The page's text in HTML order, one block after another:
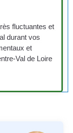
fluctuantes et
durant vos
et
Val de Loire